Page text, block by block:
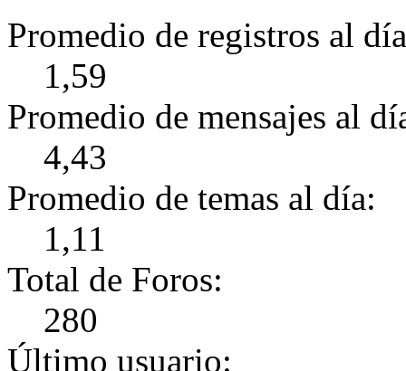
Promedio de registros al
1,59
Promedio de mensajes al
4,43
Promedio de temas al día:
1,11
Total de Foros:
280
Último usuario: